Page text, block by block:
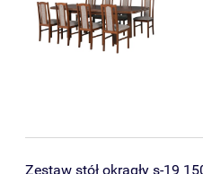
Zestaw stół okrągły s-19